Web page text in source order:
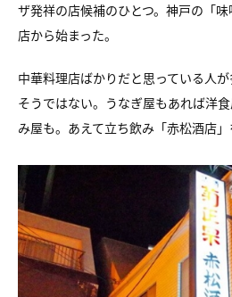
ザ発祥の店候補のひとつ。神戸の「
店から始まった。
中華料理店ばかりだと思っている人
そうではない。うなぎ屋もあれば洋
み屋も。あえて立ち飲み「赤松酒店」